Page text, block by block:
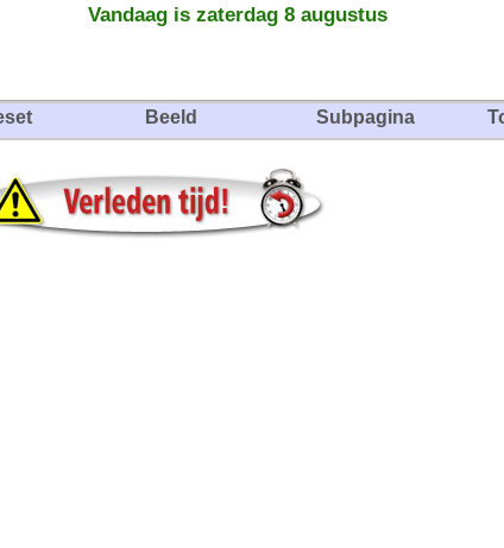
Vandaag is zaterdag 8 augustus
Beeld Subpagina